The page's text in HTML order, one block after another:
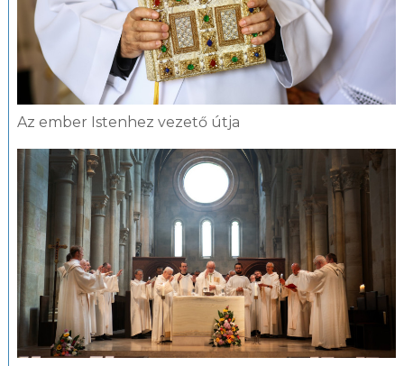
Az ember Istenhez vezető útja